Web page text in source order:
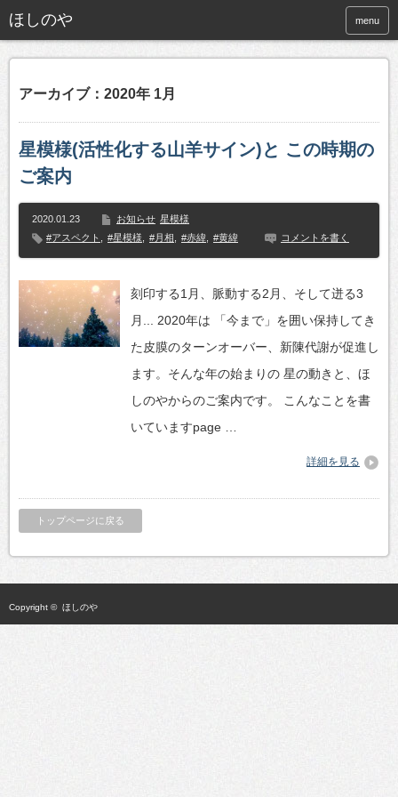
ほしのや menu
アーカイブ：2020年 1月
星模様(活性化する山羊サイン)と この時期の
ご案内
2020.01.23 お知らせ 星模様
#アスペクト
#星模様 #月相 #赤緯 #黄緯 コメントを書く
刻印する1月、脈動する2月、そして迸る3
月... 2020年は 「今まで」を囲い保持してき
た皮膜のターンオーバー、新陳代謝が促進し
ます。そんな年の始まりの 星の動きと、ほ
しのやからのご案内です。 こんなことを書
いていますpage …
詳細を見る
トップページに戻る
Copyright © ほしのや